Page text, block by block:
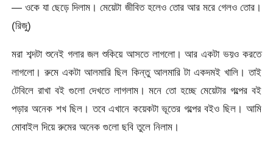
— ওকে যা ছেড়ে দিলাম। মেয়েটা জীবিত হলেও তোর আর মরে গেলও তোর।
(রিজু)
মরা শব্দটা শুনেই গলার জল শুকিয়ে আসতে লাগলো। আর একটা ভয়ও করতে
লাগলো। রুমে একটা আলমারি ছিল কিন্তু আলমারি টা একদমই খালি। তাই
টেবিলে রাখা বই গুলো দেখতে লাগলাম। মনে তো হচ্ছে মেয়েটার গল্পের বই
পড়ার অনেক শখ ছিল। তবে এখানে কয়েকটা ভূতের গল্পের বইও ছিল। আমি
মোবাইল দিয়ে রুমের অনেক গুলো ছবি তুলে নিলাম।